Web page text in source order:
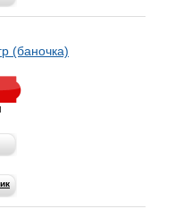
(баночка)